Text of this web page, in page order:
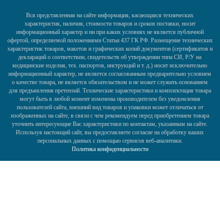
Вся представленная на сайте информация, касающаяся технических
характеристик, наличия, стоимости товаров и сроков поставки, носит
информационный характер и ни при каких условиях не является публичной
офертой, определяемой положениями Статьи 437 ГК РФ. Размещение технических
характеристик товаров, макетов и графических копий документов (сертификатов и
деклараций о соответствии, свидетельств об утверждении типа СИ, Р/У на
медицинские изделия, тех. паспортов, инструкций и т. д.) носит исключительно
информационный характер, не является согласованным предварительно условием
о качестве товара, не является обязательством и не может служить основанием
для предъявления претензий. Технические характеристики и комплектация товара
могут быть в любой момент изменены производителем без уведомления
пользователей сайта, внешний вид товаров и упаковки может отличаться от
изображенных на сайте, в связи с чем рекомендуем перед приобретением товара
уточнить интересующие Вас характеристики по контактам, указанным на сайте.
Используя настоящий сайт, вы предоставляете согласие на обработку ваших
персональных данных с помощью сервисов веб-аналитики.
Политика конфиденциальности